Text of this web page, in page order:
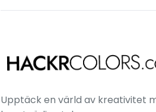
Upptäck en värld av kreativitet